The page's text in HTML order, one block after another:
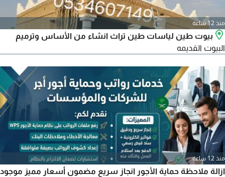
منذ 12 ساعة
بيوت طين لياسات طين تراث انشاء من الأساس وترميم
البيوت القديمه
منذ 12 ساعة
ازالة ملاحظة حماية الأجور انجاز سريع مضمون أسعار مميز موجود